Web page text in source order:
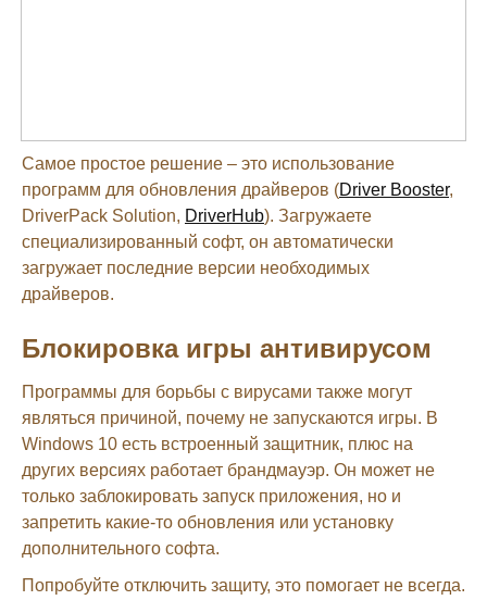
Самое простое решение – это использование
программ для обновления драйверов (Driver Booster,
DriverPack Solution, DriverHub). Загружаете
специализированный софт, он автоматически
загружает последние версии необходимых
драйверов.
Блокировка игры антивирусом
Программы для борьбы с вирусами также могут
являться причиной, почему не запускаются игры. В
Windows 10 есть встроенный защитник, плюс на
других версиях работает брандмауэр. Он может не
только заблокировать запуск приложения, но и
запретить какие-то обновления или установку
дополнительного софта.
Попробуйте отключить защиту, это помогает не всегда.